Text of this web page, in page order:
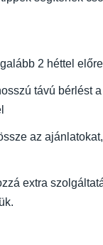
2 héttel előre
távú bérlést
az
extra